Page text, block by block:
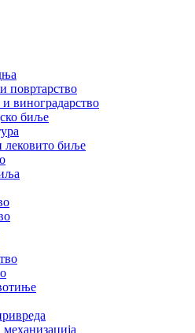
повртарство
виноградарство
биље
лековито биље